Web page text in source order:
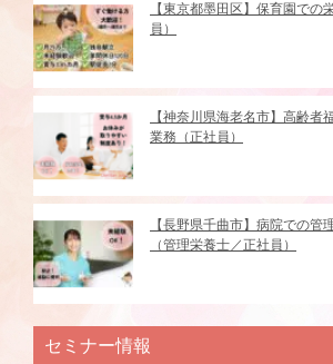
【東京都墨田区】保育園での
員）
【神奈川県海老名市】高齢者
業務（正社員）
【長野県千曲市】病院での管
（管理栄養士／正社員）
セミナー情報